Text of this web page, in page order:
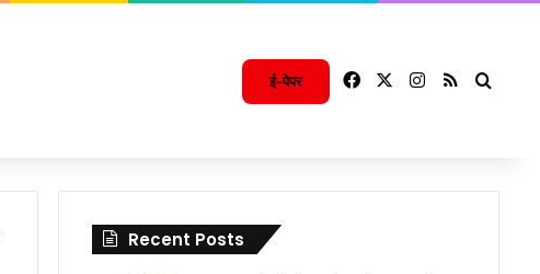
ई-पेपर FacebookInstagram
RSS
Recent Posts